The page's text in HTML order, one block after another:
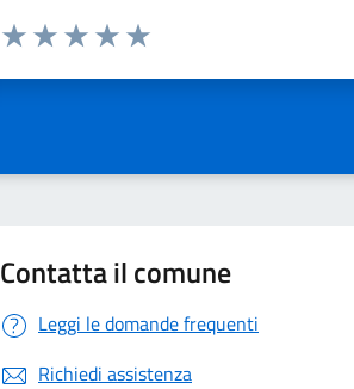
Valuta da 1 a 5 stelle la pagina
Contatta il comune
Leggi le domande frequenti
Richiedi assistenza